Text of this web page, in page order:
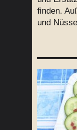
finden.
und